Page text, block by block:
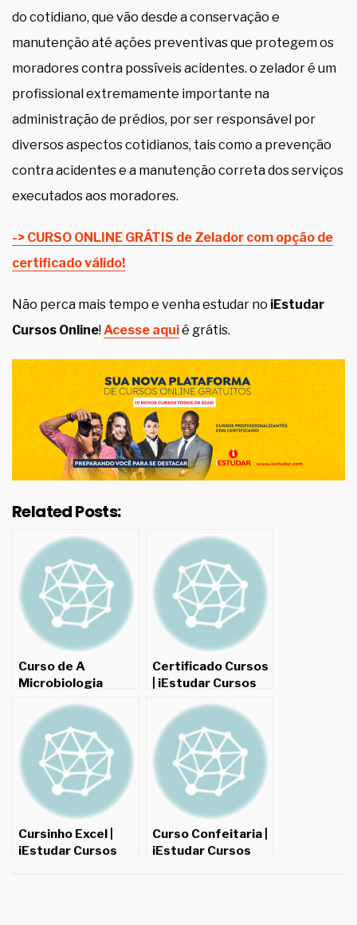
do cotidiano, que vão desde a conservação e
manutenção até ações preventivas que protegem os
moradores contra possíveis acidentes. o zelador é um
profissional extremamente importante na
administração de prédios, por ser responsável por
diversos aspectos cotidianos, tais como a prevenção
contra acidentes e a manutenção correta dos serviços
executados aos moradores.
-> CURSO ONLINE GRÁTIS de Zelador com opção de
certificado válido!
Não perca mais tempo e venha estudar no iEstudar
Cursos Online! Acesse aquié grátis.
Related Posts:
Curso de A
Microbiologia
Grátis com opção
de certificado para
imprimir
Certificado Cursos
| iEstudar Cursos
Online Grátis com
certificado para
imprimir
Cursinho Excel |
iEstudar Cursos
Curso Confeitaria |
iEstudar Cursos